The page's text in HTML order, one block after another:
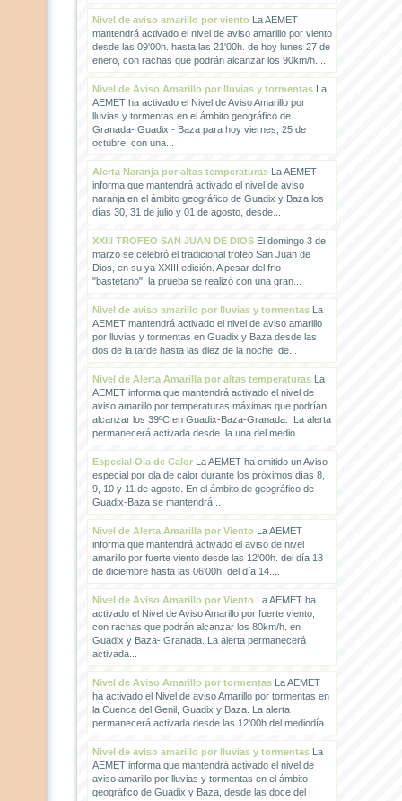
Nivel de aviso amarillo por vientoLa AEMET
mantendrá activado el nivel de aviso amarillo por viento
desde las 09'00h. hasta las 21'00h. de hoy lunes 27 de
enero, con rachas que podrán alcanzar los 90km/h....
Nivel de Aviso Amarillo por lluvias y tormentasLa
AEMET ha activado el Nivel de Aviso Amarillo por
lluvias y tormentas en el ámbito geográfico de
Granada- Guadix - Baza para hoy viernes, 25 de
octubre, con una...
Alerta Naranja por altas temperaturasLa AEMET
informa que mantendrá activado el nivel de aviso
naranja en el ámbito geográfico de Guadix y Baza los
días 30, 31 de julio y 01 de agosto, desde...
XXIII TROFEO SAN JUAN DE DIOSEl domingo 3 de
marzo se celebró el tradicional trofeo San Juan de
Dios, en su ya XXIII edición. A pesar del frio
"bastetano", la prueba se realizó con una gran...
Nivel de aviso amarillo por lluvias y tormentasLa
AEMET mantendrá activado el nivel de aviso amarillo
por lluvias y tormentas en Guadix y Baza desde las
dos de la tarde hasta las diez de la noche de...
Nivel de Alerta Amarilla por altas temperaturasLa
AEMET informa que mantendrá activado el nivel de
aviso amarillo por temperaturas máximas que podrían
alcanzar los 39ºC en Guadix-Baza-Granada. La alerta
permanecerá activada desde la una del medio...
Especial Ola de CalorLa AEMET ha emitido un Aviso
especial por ola de calor durante los próximos días 8,
9, 10 y 11 de agosto. En el ámbito de geográfico de
Guadix-Baza se mantendrá...
Nivel de Alerta Amarilla por VientoLa AEMET
informa que mantendrá activado el aviso de nivel
amarillo por fuerte viento desde las 12'00h. del día 13
de diciembre hasta las 06'00h. del día 14....
Nivel de Aviso Amarillo por VientoLa AEMET ha
activado el Nivel de Aviso Amarillo por fuerte viento,
con rachas que podrán alcanzar los 80km/h. en
Guadix y Baza- Granada. La alerta permanecerá
activada...
Nivel de Aviso Amarillo por tormentasLa AEMET
ha activado el Nivel de aviso Amarillo por tormentas en
la Cuenca del Genil, Guadix y Baza. La alerta
permanecerá activada desde las 12'00h del mediodía...
Nivel de aviso amarillo por lluvias y tormentasLa
AEMET informa que mantendrá activado el nivel de
aviso amarillo por lluvias y tormentas en el ámbito
geográfico de Guadix y Baza, desde las doce del